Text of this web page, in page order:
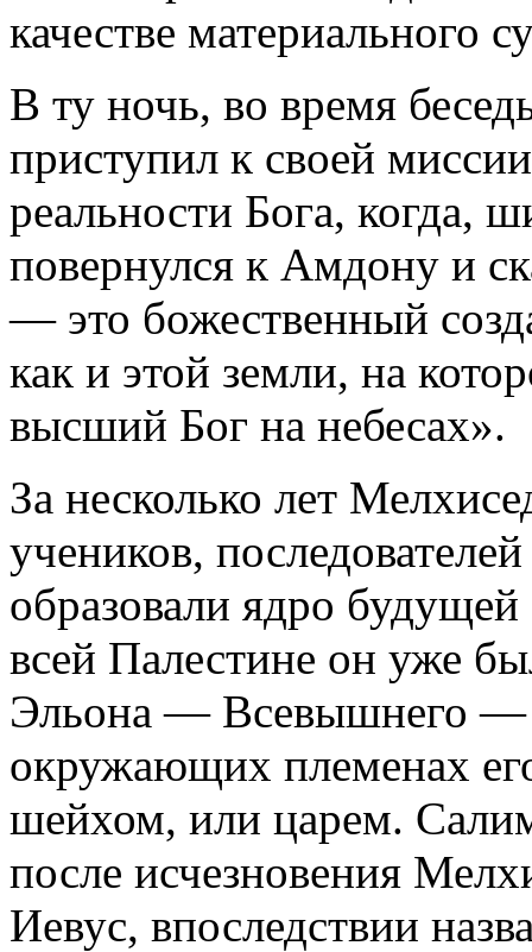
качестве материального
В ту ночь, во время
приступил к своей
реальности Бога, когда,
повернулся к Амдону и
— это божественный
как и этой земли, на
высший Бог на небесах».
За несколько лет
учеников,
образовали ядро
всей Палестине он уже
Эльона — Всевышнего —
окружающих племенах
шейхом, или царем.
после исчезновения
Иевус, впоследствии